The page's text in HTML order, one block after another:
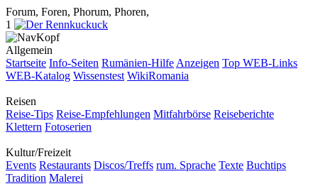
Forum, Foren, Phorum, Phoren,
1
Allgemein
Startseite Info-Seiten Rumänien-Hilfe Anzeigen Top WEB-Links
WEB-Katalog Wissenstest WikiRomania
Reisen
Reise-Tips Reise-Empfehlungen Mitfahrbörse Reiseberichte
Klettern Fotoserien
Kultur/Freizeit
Events Restaurants Discos/Treffs rum. Sprache Texte Buchtips
Tradition Malerei